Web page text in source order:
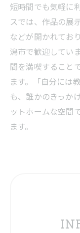
短時間でも気軽に
スでは、作品の展
などが開かれてお
潟市で歓迎してい
間を満喫すること
ます。「自分には
も、誰かのきっか
ットホームな空間
ます。